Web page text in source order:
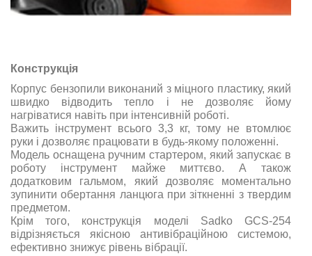
Конструкція
Корпус бензопили виконаний з міцного пластику, який
швидко відводить тепло і не дозволяє йому
нагріватися навіть при інтенсивній роботі.
Важить інструмент всього 3,3 кг, тому не втомлює
руки і дозволяє працювати в будь-якому положенні.
Модель оснащена ручним стартером, який запускає в
роботу інструмент майже миттєво. А також
додатковим гальмом, який дозволяє моментально
зупинити обертання ланцюга при зіткненні з твердим
предметом.
Крім того, конструкція моделі Sadko GCS-254
відрізняється якісною антивібраційною системою,
ефективно знижує рівень вібрації.